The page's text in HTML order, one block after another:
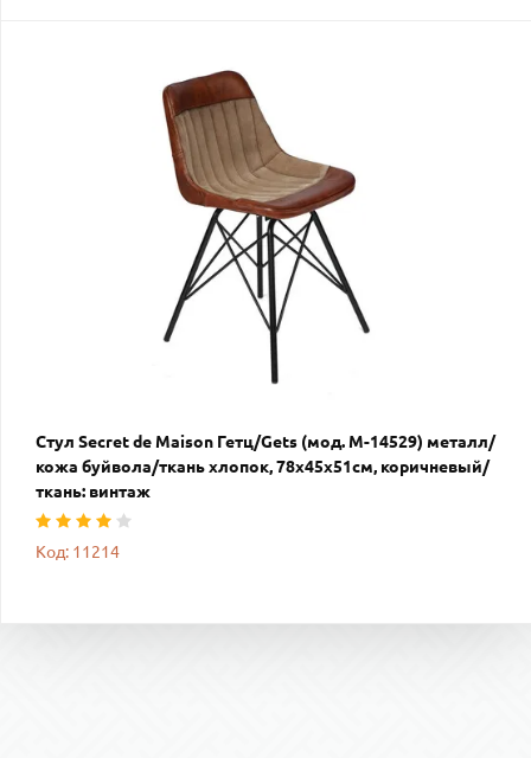
Стул Secret de Maison Гетц/Gets (мод. M-14529) металл/
кожа буйвола/ткань хлопок, 78х45х51см, коричневый/
ткань: винтаж
Код: 11214